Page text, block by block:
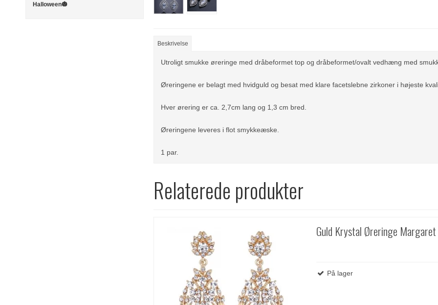
Halloween🎃
Beskrivelse
Utroligt smukke øreringe med dråbeformet top og dråbeformet/ovalt vedhæng med
Øreringene er belagt med hvidguld og besat med klare facetslebne zirkoner i højeste
Hver ørering er ca. 2,7cm lang og 1,3 cm bred.
Øreringene leveres i flot smykkeæske.
1 par.
Relaterede produkter
Guld Krystal Øreringe Margaret
På lager